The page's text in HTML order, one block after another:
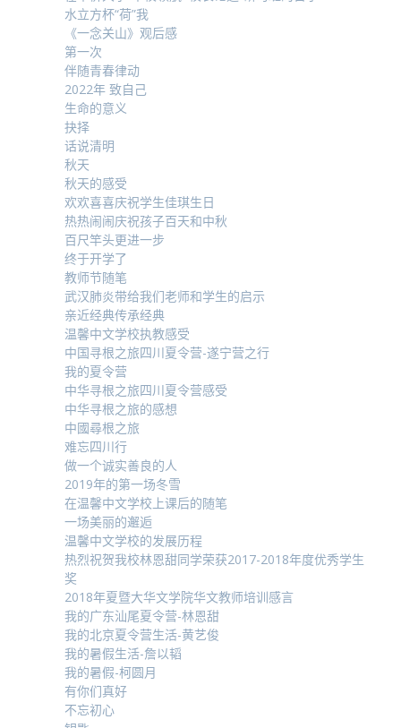
水立方杯“荷”我
《一念关山》观后感
第一次
伴随青春律动
2022年 致自己
生命的意义
抉择
话说清明
秋天
秋天的感受
欢欢喜喜庆祝学生佳琪生日
热热闹闹庆祝孩子百天和中秋
百尺竿头更进一步
终于开学了
教师节随笔
武汉肺炎带给我们老师和学生的启示
亲近经典传承经典
温馨中文学校执教感受
中国寻根之旅四川夏令营-遂宁营之行
我的夏令营
中华寻根之旅四川夏令营感受
中华寻根之旅的感想
中國尋根之旅
难忘四川行
做一个诚实善良的人
2019年的第一场冬雪
在温馨中文学校上课后的随笔
一场美丽的邂逅
温馨中文学校的发展历程
热烈祝贺我校林恩甜同学荣获2017-2018年度优秀学生
奖
2018年夏暨大华文学院华文教师培训感言
我的广东汕尾夏令营-林恩甜
我的北京夏令营生活-黄艺俊
我的暑假生活-詹以韬
我的暑假-柯圆月
有你们真好
不忘初心